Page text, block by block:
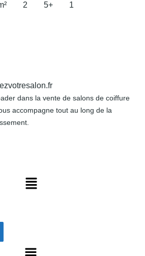
2 5+ 1
dans la vente de salons de coiffure
accompagne tout au long de la